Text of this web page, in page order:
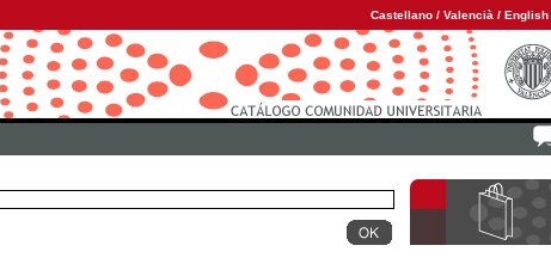
Castellano / Valencià / English